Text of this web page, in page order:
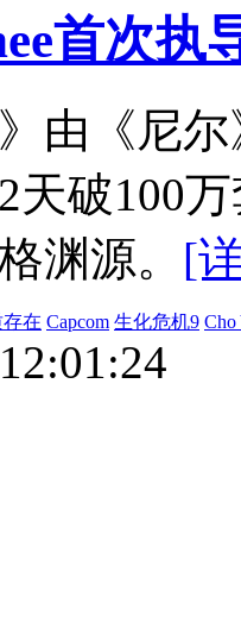
首次执
由《尼
天破100
渊源。 [
在 Capcom 生化危机9 Cho